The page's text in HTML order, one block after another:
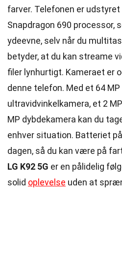
farver. Telefonen er
Snapdragon 690 processor,
ydeevne, selv når du
betyder, at du kan streame
filer lynhurtigt. Kameraet er
denne telefon. Med et 64
ultravidvinkelkamera, et 2
MP dybdekamera kan du
enhver situation. Batteriet
dagen, så du kan være på
LG K92 5G er en pålidelig
solid oplevelse uden at